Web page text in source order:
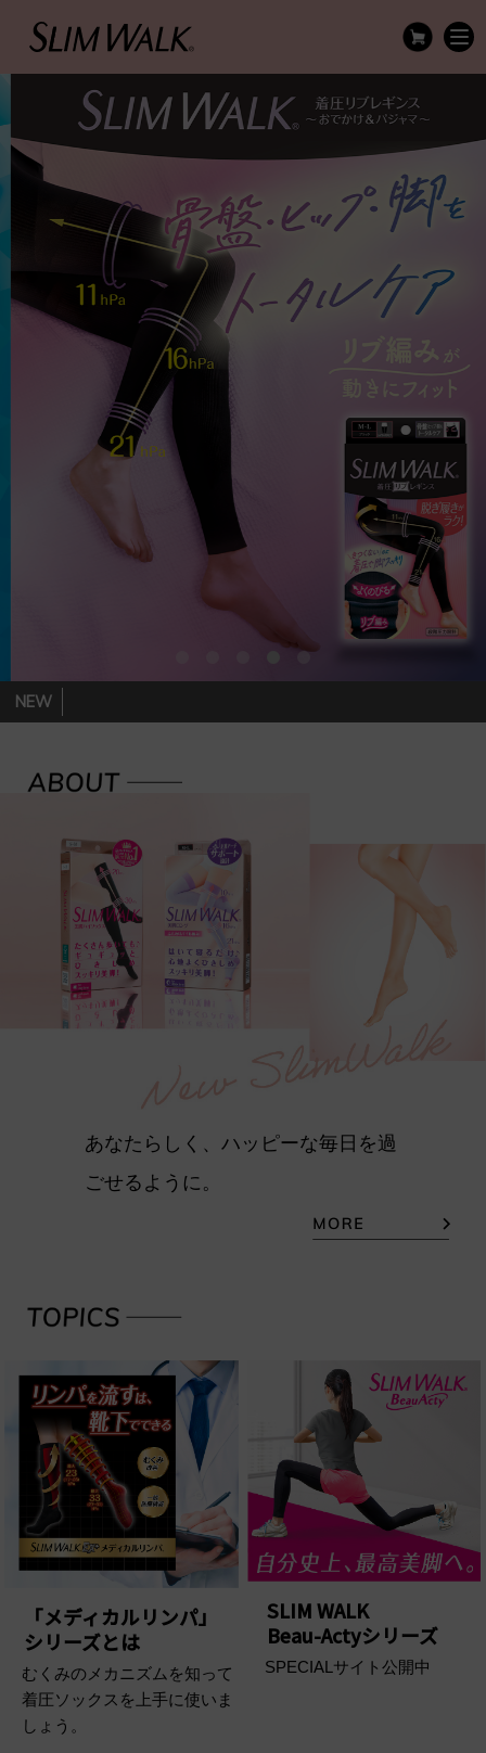
NEW
あなたらしく、ハッピーな毎日を過
ごせるように。
「メディカルリンパ」
シリーズとは
むくみのメカニズムを知って
着圧ソックスを上手に使いま
しょう。
SLIM WALK
Beau-Actyシリーズ
SPECIALサイト公開中